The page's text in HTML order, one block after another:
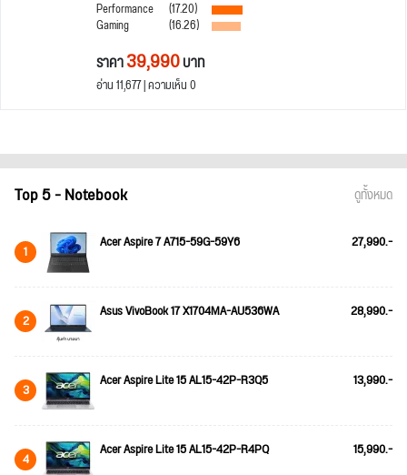
Performance
(17.20)
Gaming (16.26)
ราคา39,990บาท
อ่าน 11,677 | ความเห็น 0
Top 5 - Notebook ดูทั้งหมด
1 Acer Aspire 7 A715-59G-59Y6 27,990.-
2 Asus VivoBook 17 X1704MA-AU536WA 28,990.-
3 Acer Aspire Lite 15 AL15-42P-R3Q5 13,990.-
4 Acer Aspire Lite 15 AL15-42P-R4PQ 15,990.-